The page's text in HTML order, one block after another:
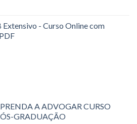
Extensivo - Curso Online com
A ADVOGAR CURSO
GRADUAÇÃO